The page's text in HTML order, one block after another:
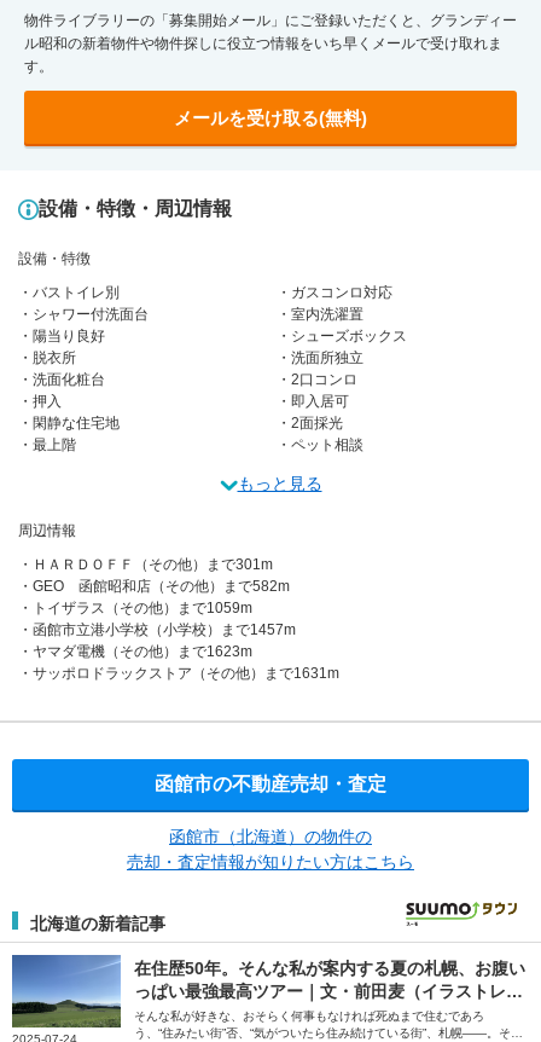
物件ライブラリーの「募集開始メール」にご登録いただくと、グランディー
ル昭和の新着物件や物件探しに役立つ情報をいち早くメールで受け取れま
す。
メールを受け取る(無料)
設備・特徴・周辺情報
設備・特徴
バストイレ別
ガスコンロ対応
シャワー付洗面台
室内洗濯置
陽当り良好
シューズボックス
脱衣所
洗面所独立
洗面化粧台
2口コンロ
押入
即入居可
閑静な住宅地
2面採光
最上階
ペット相談
もっと見る
周辺情報
ＨＡＲＤＯＦＦ（その他）まで301m
GEO 函館昭和店（その他）まで582m
トイザラス（その他）まで1059m
函館市立港小学校（小学校）まで1457m
ヤマダ電機（その他）まで1623m
サッポロドラックストア（その他）まで1631m
函館市の不動産売却・査定
函館市（北海道）の物件の
売却・査定情報が知りたい方はこちら
北海道の新着記事
2025-07-24
在住歴50年。そんな私が案内する夏の札幌、お腹い
っぱい最強最高ツアー｜文・前田麦（イラストレー
ター）
そんな私が好きな、おそらく何事もなければ死ぬまで住むであろ
う、“住みたい街”否、“気がついたら住み続けている街”、札幌――。そう